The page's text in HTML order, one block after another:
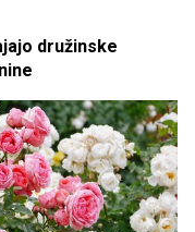
družinske